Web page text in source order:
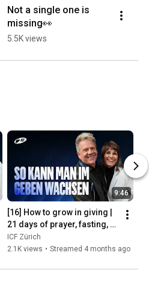
Not a single one is
missing👀
5.5K views
9:46
[16] How to grow in giving |
21 days of prayer, fasting,
and giving | Leo & Susanna
Bigger | ICF ...
ICF Zürich
2.1K views • Streamed 4 months ago